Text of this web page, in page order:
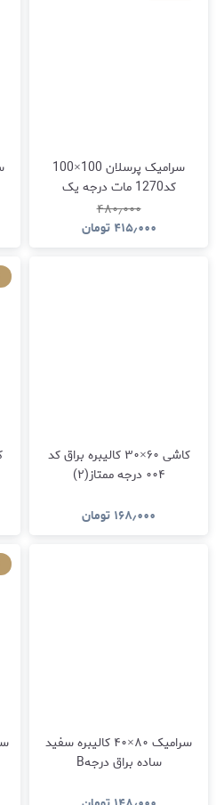
سرامیک پرسلان 100×100
کد1270 مات درجه یک
۴۸۰٫۰۰۰
۴۱۵٫۰۰۰ تومان
کاشی ۶۰×۳۰ کالیبره براق کد
۰۰۴ درجه ممتاز(۲)
۱۶۸٫۰۰۰ تومان
سرامیک ۸۰×۴۰ کالیبره سفید
ساده براق درجهB